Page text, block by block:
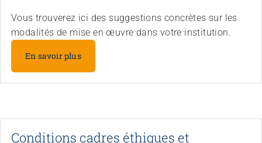
Vous trouverez ici des suggestions concrètes sur les
modalités de mise en œuvre dans votre institution.
En savoir plus
Conditions cadres éthiques et